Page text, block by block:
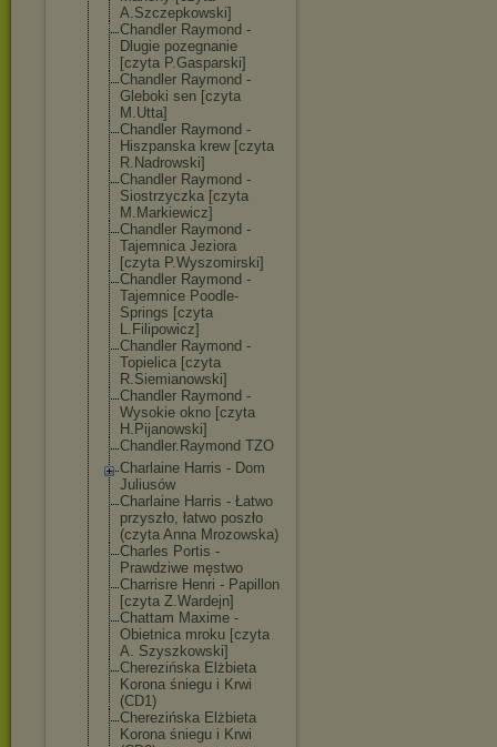
A.Szczepkowski]
Chandler Raymond -
Dlugie pozegnanie
[czyta P.Gasparski]
Chandler Raymond -
Gleboki sen [czyta
M.Utta]
Chandler Raymond -
Hiszpanska krew [czyta
R.Nadrowski]
Chandler Raymond -
Siostrzyczka [czyta
M.Markiewicz]
Chandler Raymond -
Tajemnica Jeziora
[czyta P.Wyszomirski]
Chandler Raymond -
Tajemnice Poodle-
Springs [czyta
L.Filipowicz]
Chandler Raymond -
Topielica [czyta
R.Siemianowski]
Chandler Raymond -
Wysokie okno [czyta
H.Pijanowski]
Chandler.Raymond TZO
Charlaine Harris - Dom
Juliusów
Charlaine Harris - Łatwo
przyszło, łatwo poszło
(czyta Anna Mrozowska)
Charles Portis -
Prawdziwe męstwo
Charrisre Henri - Papillon
[czyta Z.Wardejn]
Chattam Maxime -
Obietnica mroku [czyta
A. Szyszkowski]
Cherezińska Elżbieta
Korona śniegu i Krwi
(CD1)
Cherezińska Elżbieta
Korona śniegu i Krwi